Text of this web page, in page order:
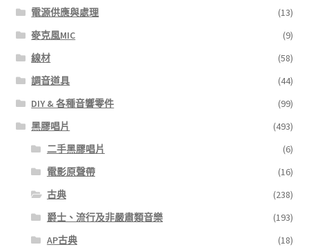
電源供應與處理
(13)
麥克風MIC
(9)
線材
(58)
調音道具
(44)
DIY & 各種音響零件
(99)
黑膠唱片
(493)
二手黑膠唱片
(6)
電影原聲帶
(16)
古典
(238)
爵士、流行及非嚴肅類音樂
(193)
AP古典
(18)